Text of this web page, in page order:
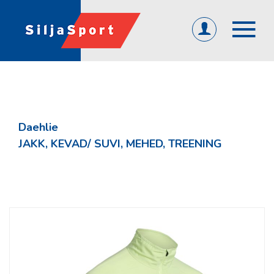
Daehlie
JAKK, KEVAD/ SUVI, MEHED, TREENING
RU
EN
ET
Abi ja info
KKK
Üld- ja ostutingimused
Privaatsuspoliitika